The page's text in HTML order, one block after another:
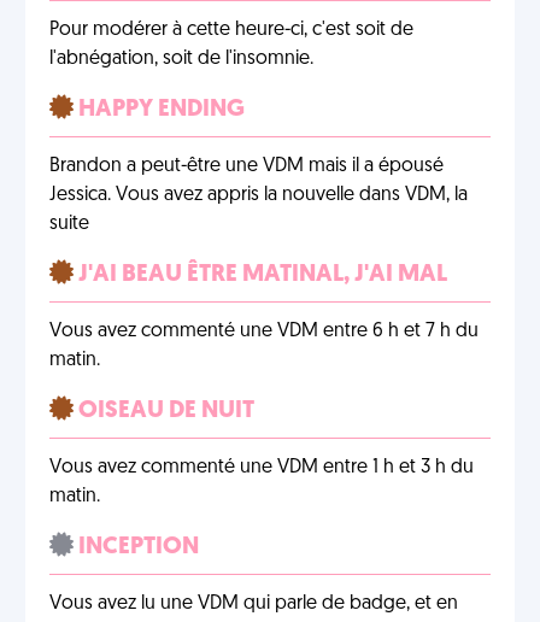
Pour modérer à cette heure-ci, c'est soit de
l'abnégation, soit de l'insomnie.
HAPPY ENDING
Brandon a peut-être une VDM mais il a épousé
Jessica. Vous avez appris la nouvelle dans VDM, la
suite
J'AI BEAU ÊTRE MATINAL, J'AI MAL
Vous avez commenté une VDM entre 6 h et 7 h du
matin.
OISEAU DE NUIT
Vous avez commenté une VDM entre 1 h et 3 h du
matin.
INCEPTION
Vous avez lu une VDM qui parle de badge, et en